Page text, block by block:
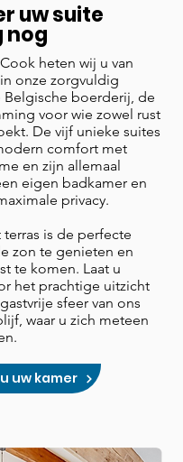
uw suite
nog
heten wij u van
onze zorgvuldig
Belgische boerderij, de
voor wie zowel rust
De vijf unieke suites
comfort met
en zijn allemaal
eigen badkamer en
privacy.
is de perfecte
zon te genieten en
te komen. Laat u
het prachtige uitzicht
sfeer van ons
waar u zich meteen
uw kamer